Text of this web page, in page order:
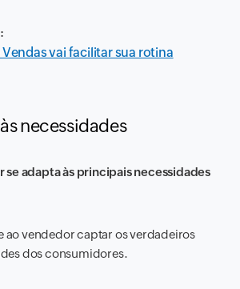
Vendas vai facilitar sua rotina
necessidades
se adapta às principais necessidades
ao vendedor captar os verdadeiros
dos consumidores.